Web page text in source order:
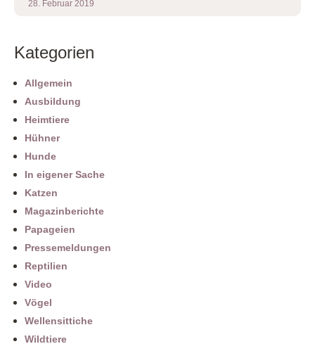
28. Februar 2019
Kategorien
Allgemein
Ausbildung
Heimtiere
Hühner
Hunde
In eigener Sache
Katzen
Magazinberichte
Papageien
Pressemeldungen
Reptilien
Video
Vögel
Wellensittiche
Wildtiere